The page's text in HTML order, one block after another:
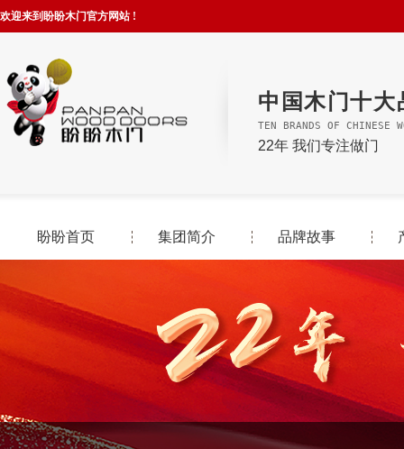
欢迎来到盼盼木门官方网站 !
中国木门十大
TEN BRANDS OF CHINESE
22年 我们专注做门
盼盼首页 集团简介 品牌故事